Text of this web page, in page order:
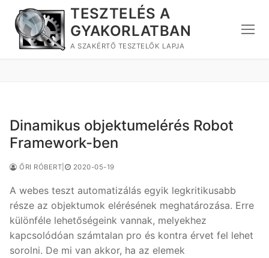
Ugrás
tartalomra
TESZTELÉS A
GYAKORLATBAN
A SZAKÉRTŐ TESZTELŐK LAPJA
Dinamikus objektumelérés Robot
Framework-ben
ŐRI RÓBERT 2020-05-19
A webes teszt automatizálás egyik legkritikusabb
része az objektumok elérésének meghatározása. Erre
különféle lehetőségeink vannak, melyekhez
kapcsolódóan számtalan pro és kontra érvet fel lehet
sorolni. De mi van akkor, ha az elemek